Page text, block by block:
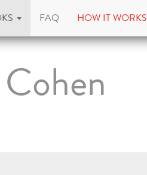
FAQ HOW IT WORKS